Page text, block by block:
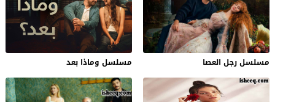
مسلسل رجل العصا مسلسل وماذا بعد